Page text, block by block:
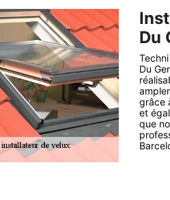
Du
Du
grâce
et
que